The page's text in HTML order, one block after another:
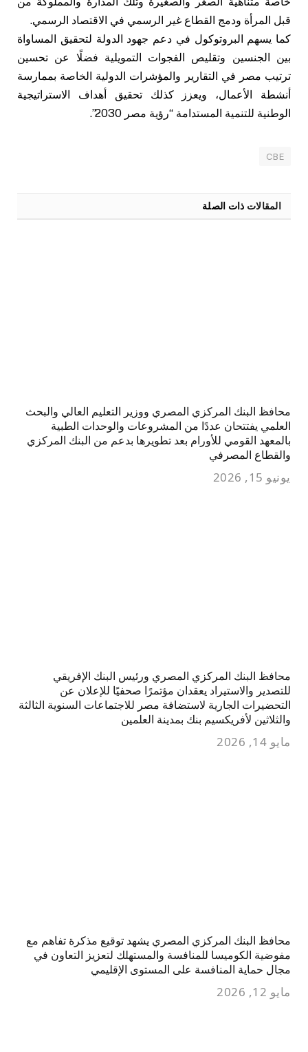
قبل المرأة ودمج القطاع غير الرسمي في الاقتصاد الرسمي.
كما يسهم البروتوكول في دعم جهود الدولة لتحقيق المساواة
بين الجنسين وتقليص الفجوات التمويلية فضلًا عن تحسين
ترتيب مصر في التقارير والمؤشرات الدولية الخاصة بممارسة
أنشطة الأعمال، ويعزز كذلك تحقيق أهداف الاستراتيجية
الوطنية للتنمية المستدامة “رؤية مصر 2030”.
CBE
المقالات ذات الصلة
محافظ البنك المركزي المصري ووزير التعليم العالي والبحث
العلمي يفتتحان عددًا من المشروعات والوحدات الطبية
بالمعهد القومي للأورام بعد تطويرها بدعم من البنك المركزي
والقطاع المصرفي
يونيو 15, 2026
محافظ البنك المركزي المصري ورئيس البنك الإفريقي
للتصدير والاستيراد يعقدان مؤتمرًا صحفيًا للإعلان عن
التحضيرات الجارية لاستضافة مصر للاجتماعات السنوية الثالثة
والثلاثين لأفريكسيم بنك بمدينة العلمين
مايو 14, 2026
محافظ البنك المركزي المصري يشهد توقيع مذكرة تفاهم مع
مفوضية الكوميسا للمنافسة والمستهلك لتعزيز التعاون في
مجال حماية المنافسة على المستوى الإقليمي
مايو 12, 2026